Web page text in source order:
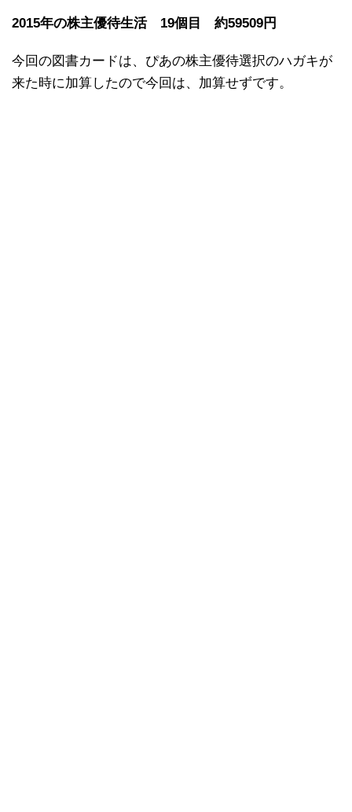
2015年の株主優待生活 19個目 約59509円
今回の図書カードは、ぴあの株主優待選択のハガキが
来た時に加算したので今回は、加算せずです。